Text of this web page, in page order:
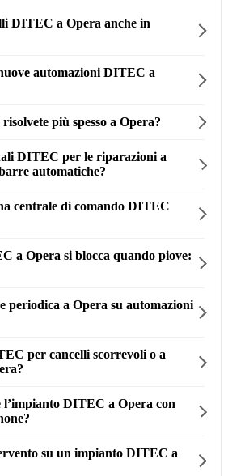
DITEC a Opera anche in
automazioni DITEC a
più spesso a Opera?
DITEC per le riparazioni a
automatiche?
centrale di comando DITEC
a Opera si blocca quando piove:
periodica a Opera su automazioni
per cancelli scorrevoli o a
l’impianto DITEC a Opera con
su un impianto DITEC a